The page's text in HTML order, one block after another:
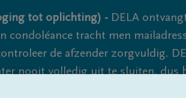
tot oplichting) - DELA
condoléance tracht men
de afzender zorgvuldig.
nooit volledig uit te sluiten, dus